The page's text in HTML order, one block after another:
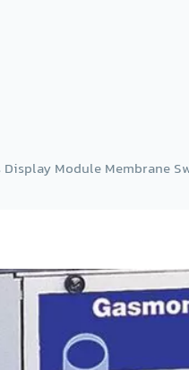
Module Membrane